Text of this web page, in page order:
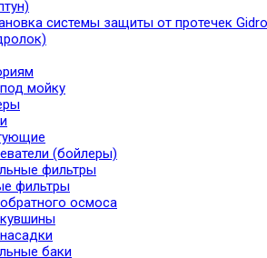
системы защиты от протечек
мойку
(бойлеры)
фильтры
фильтры
осмоса
баки